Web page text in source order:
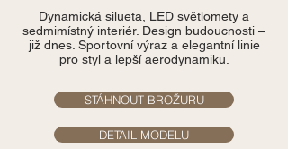
Dynamická silueta, LED světlomety a
sedmimístný interiér. Design budoucnosti –
již dnes. Sportovní výraz a elegantní linie
pro styl a lepší aerodynamiku.
STÁHNOUT BROŽURU
DETAIL MODELU